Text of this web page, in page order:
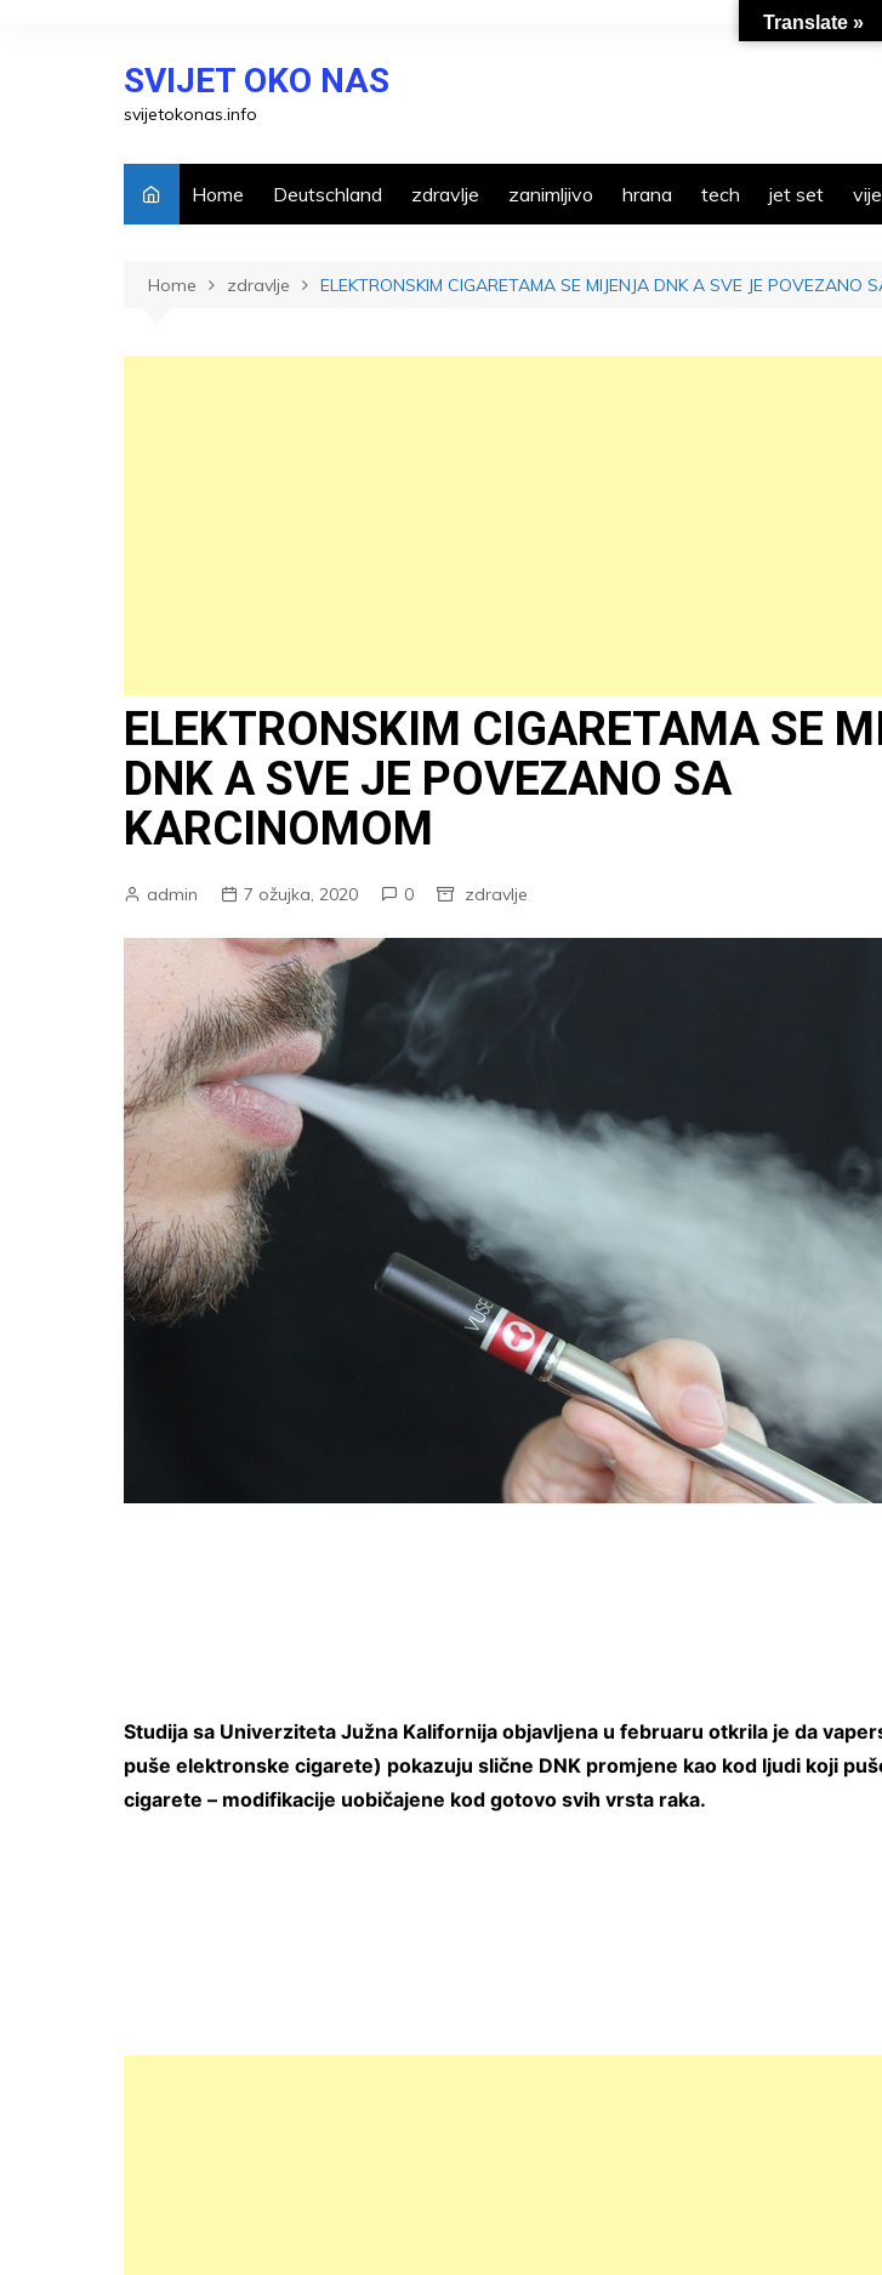
SVIJET OKO NAS
svijetokonas.info
Home Deutschland zdravlje zanimljivo hrana tech jet set
Home zdravlje ELEKTRONSKIM CIGARETAMA SE MIJENJA DNK A SVE JE POVEZANO
ELEKTRONSKIM CIGARETAMA SE
DNK A SVE JE POVEZANO SA
KARCINOMOM
admin 7 ožujka, 2020 0 zdravlje
Studija sa Univerziteta Južna Kalifornija objavljena u februaru otkrila je da
puše elektronske cigarete) pokazuju slične DNK promjene kao kod ljudi koji
cigarete – modifikacije uobičajene kod gotovo svih vrsta raka.
Translate »